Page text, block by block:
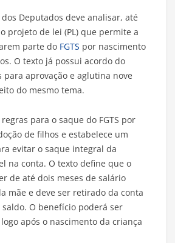
dos Deputados deve analisar, até
projeto de lei (PL) que permite a
parte do FGTS por nascimento
O texto já possui acordo do
para aprovação e aglutina nove
do mesmo tema.
para o saque do FGTS por
de filhos e estabelece um
evitar o saque integral da
na conta. O texto define que o
de até dois meses de salário
mãe e deve ser retirado da conta
O benefício poderá ser
após o nascimento da criança